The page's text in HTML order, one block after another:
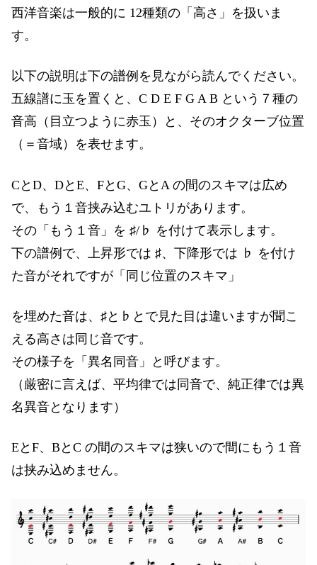
西洋音楽は一般的に 12種類の「高さ」を扱いま
す。
以下の説明は下の譜例を見ながら読んでください。
五線譜に玉を置くと、C D E F G A B という７種の
音高（目立つように赤玉）と、そのオクターブ位置
（＝音域）を表せます。
CとD、DとE、FとG、GとA の間のスキマは広め
で、もう１音挟み込むユトリがあります。
その「もう１音」を ♯/♭ を付けて表示します。
下の譜例で、上昇形では ♯、下降形では ♭ を付け
た音がそれですが「同じ位置のスキマ」
を埋めた音は、♯と♭とで見た目は違いますが聞こ
える高さは同じ音です。
その様子を「異名同音」と呼びます。
（厳密に言えば、平均律では同音で、純正律では異
名異音となります）
EとF、BとC の間のスキマは狭いので間にもう１音
は挟み込めません。